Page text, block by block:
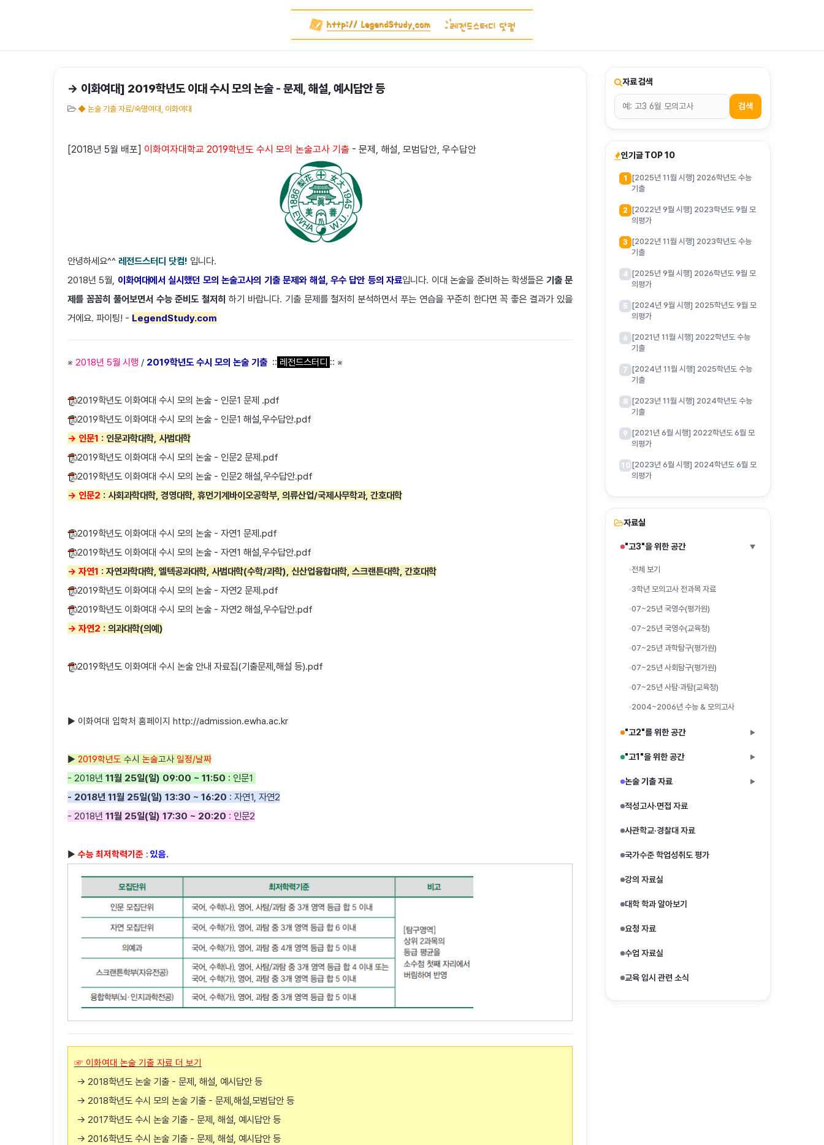
→ 이화여대] 2019학년도 이대 수시 모의 논술 - 문제, 해설, 예시답안 등
◆ 논술 기출 자료/숙명여대, 이화여대
[2018년 5월 배포] 이화여자대학교 2019학년도 수시 모의 논술고사 기출 - 문제, 해설, 모범답안, 우수답안
안녕하세요^^ 레전드스터디 닷컴! 입니다.
2018년 5월, 이화여대에서 실시했던 모의 논술고사의 기출 문제와 해설, 우수 답안 등의 자료입니다. 이대 논술을 준비하는 학생들은 기출 문
제를 꼼꼼히 풀어보면서 수능 준비도 철저히 하기 바랍니다. 기출 문제를 철저히 분석하면서 푸는 연습을 꾸준히 한다면 꼭 좋은 결과가 있을
거에요. 파이팅! - LegendStudy.com
※ 2018년 5월 시행 / 2019학년도 수시 모의 논술 기출 :: 레전드스터디 :: ※
2019학년도 이화여대 수시 모의 논술 - 인문1 문제 .pdf
2019학년도 이화여대 수시 모의 논술 - 인문1 해설,우수답안.pdf
→ 인문1 : 인문과학대학, 사범대학
2019학년도 이화여대 수시 모의 논술 - 인문2 문제.pdf
2019학년도 이화여대 수시 모의 논술 - 인문2 해설,우수답안.pdf
→ 인문2 : 사회과학대학, 경영대학, 휴먼기계바이오공학부, 의류산업/국제사무학과, 간호대학
2019학년도 이화여대 수시 모의 논술 - 자연1 문제.pdf
2019학년도 이화여대 수시 모의 논술 - 자연1 해설,우수답안.pdf
→ 자연1 : 자연과학대학, 엘텍공과대학, 사범대학(수학/과학), 신산업융합대학, 스크랜튼대학, 간호대학
2019학년도 이화여대 수시 모의 논술 - 자연2 문제.pdf
2019학년도 이화여대 수시 모의 논술 - 자연2 해설,우수답안.pdf
→ 자연2 : 의과대학(의예)
2019학년도 이화여대 수시 논술 안내 자료집(기출문제,해설 등).pdf
▶ 이화여대 입학처 홈페이지 http://admission.ewha.ac.kr
▶ 2019학년도 수시 논술고사 일정/날짜
- 2018년 11월 25일(일) 09:00 ~ 11:50 : 인문1
- 2018년 11월 25일(일) 13:30 ~ 16:20 : 자연1, 자연2
- 2018년 11월 25일(일) 17:30 ~ 20:20 : 인문2
▶ 수능 최저학력기준 : 있음.
☞ 이화여대 논술 기출 자료 더 보기
→ 2018학년도 논술 기출 - 문제, 해설, 예시답안 등
→ 2018학년도 수시 모의 논술 기출 - 문제,해설,모범답안 등
→ 2017학년도 수시 논술 기출 - 문제, 해설, 예시답안 등
→ 2016학년도 수시 논술 기출 - 문제, 해설, 예시답안 등
자료 검색
검색
인기글 TOP 10
1
[2025년 11월 시행] 2026학년도 수능
기출
2 [2022년 9월 시행] 2023학년도 9월 모
의평가
3 [2022년 11월 시행] 2023학년도 수능
기출
4 [2025년 9월 시행] 2026학년도 9월 모
의평가
5 [2024년 9월 시행] 2025학년도 9월 모
의평가
6 [2021년 11월 시행] 2022학년도 수능
기출
7 [2024년 11월 시행] 2025학년도 수능
기출
8 [2023년 11월 시행] 2024학년도 수능
기출
9 [2021년 6월 시행] 2022학년도 6월 모
의평가
10 [2023년 6월 시행] 2024학년도 6월 모
의평가
자료실
"고3"을 위한 공간 ▶
전체 보기
3학년 모의고사 전과목 자료
07~25년 국영수(평가원)
07~25년 국영수(교육청)
07~25년 과학탐구(평가원)
07~25년 사회탐구(평가원)
07~25년 사탐·과탐(교육청)
2004~2006년 수능 & 모의고사
"고2"를 위한 공간 ▶
"고1"을 위한 공간 ▶
논술 기출 자료 ▶
적성고사·면접 자료
사관학교·경찰대 자료
국가수준 학업성취도 평가
강의 자료실
대학 학과 알아보기
요청 자료
수업 자료실
교육 입시 관련 소식